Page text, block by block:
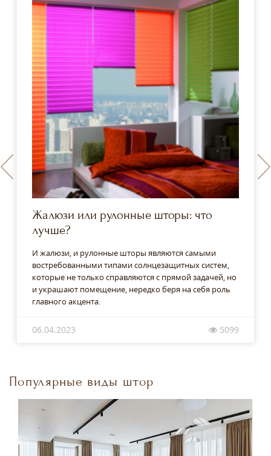
Жалюзи или рулонные шторы: что
лучше?
И жалюзи, и рулонные шторы являются самыми
востребованными типами солнцезащитных систем,
которые не только справляются с прямой задачей, но
и украшают помещение, нередко беря на себя роль
главного акцента.
06.04.2023 5099
Популярные виды штор